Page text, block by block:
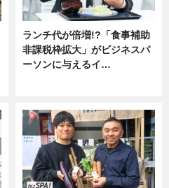
ランチ代が倍増!?「食事補助
非課税枠拡大」がビジネスパ
ーソンに与えるイ…